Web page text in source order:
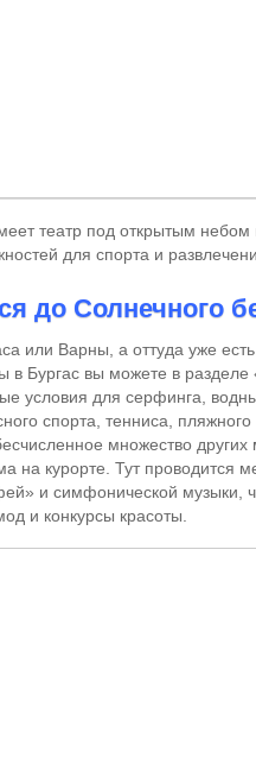
театр под открытым небом
для спорта и
до Солнечного
или Варны, а оттуда уже
в Бургас вы можете в разделе
условия для серфинга,
спорта, тенниса,
множество
на курорте. Тут проводится
и симфонической музыки,
и конкурсы красоты.